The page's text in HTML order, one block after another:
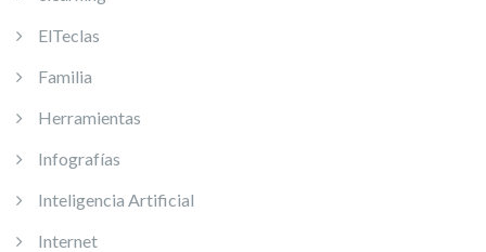
ElTeclas
Familia
Herramientas
Infografías
Inteligencia Artificial
Internet